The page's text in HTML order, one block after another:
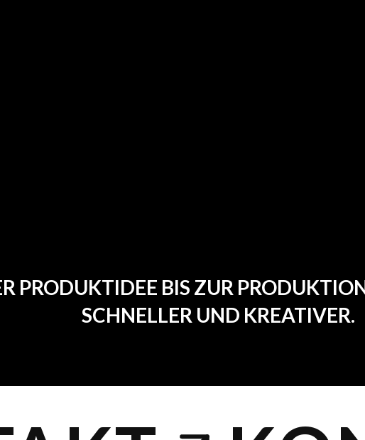
PRODUKTIDEE BIS ZUR
SCHNELLER UND KREATIVER.